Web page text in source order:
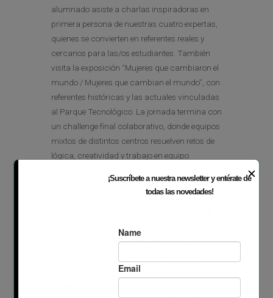
alumnado asiste a charlas inspiradoras en
primera persona de nuestras cuatro expertas,
quienes se convierten en referentes reales y
cercanos para las/os estudiantes. También
visita la exposición “Mujeres que cambiaron el
mundo / Mujeres que cambian el mundo”, con
referentes históricas y las actuales vinculadas
al Parque Tecnológico. La jornada termina con
un challenge final colaborativo, donde equipos
mixtos de distintos centros resuelven retos de
lógica, creatividad y trabajo en equipo.
Tras la jornada, en los propios centros, el
alumnado realiza talleres de robótica
los retos para el desarrollo sostenible”, con
Desarrollo Sostenible (ODS). Este año deben
✕
¡Suscríbete a nuestra newsletter y entérate de
todas las novedades!